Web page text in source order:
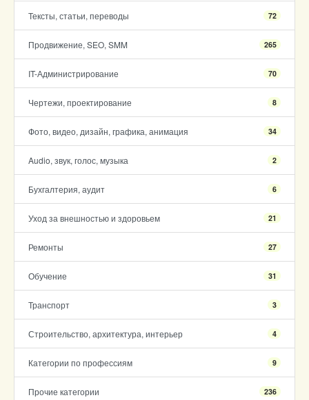
Тексты, статьи, переводы 72
Продвижение, SEO, SMM 265
IT-Администрирование 70
Чертежи, проектирование 8
Фото, видео, дизайн, графика, анимация 34
Audio, звук, голос, музыка 2
Бухгалтерия, аудит 6
Уход за внешностью и здоровьем 21
Ремонты 27
Обучение 31
Транспорт 3
Строительство, архитектура, интерьер 4
Категории по профессиям 9
Прочие категории 236